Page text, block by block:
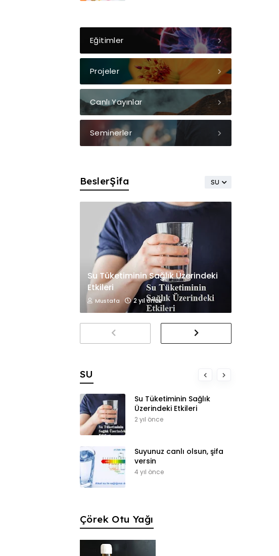
Eğitimler
Projeler
Canlı Yayınlar
Seminerler
SU
BeslerŞifa
Su Tüketiminin Sağlık Üzerindeki
Etkileri
Mustafa 2 yıl önce
SU
Su Tüketiminin Sağlık
Üzerindeki Etkileri
2 yıl önce
Suyunuz canlı olsun, şifa
versin
4 yıl önce
Çörek Otu Yağı